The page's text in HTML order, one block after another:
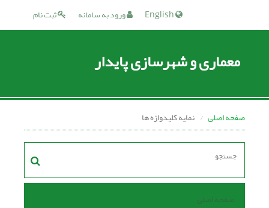
ثبت نام ورود به سامانه
معماری و شهرسازی پایدار
صفحه اصلی نمایه کلیدواژه ها
صفحه اصلی